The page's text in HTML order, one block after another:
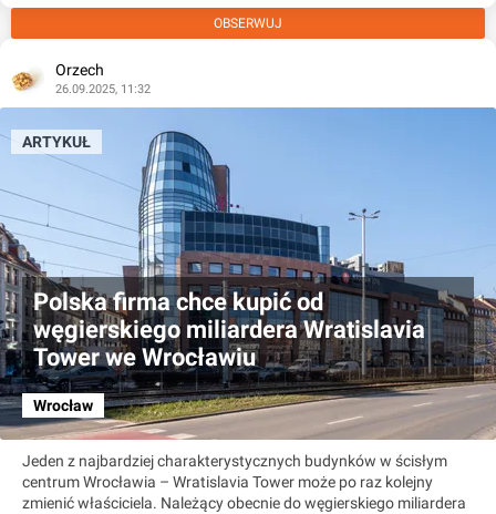
OBSERWUJ
Orzech
26.09.2025, 11:32
Polska firma chce kupić od
węgierskiego miliardera Wratislavia
Tower we Wrocławiu
Wrocław
ARTYKUŁ
Jeden z najbardziej charakterystycznych budynków w ścisłym
centrum Wrocławia – Wratislavia Tower może po raz kolejny
zmienić właściciela. Należący obecnie do węgierskiego miliardera